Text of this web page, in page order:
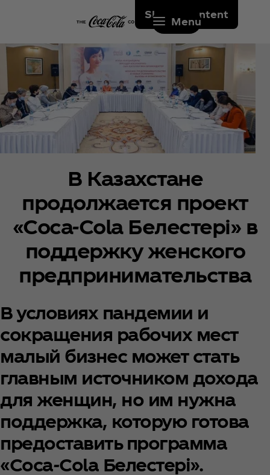
Skip to content
Menu
В Казахстане
продолжается проект
«Coca‑Cola Белестері» в
поддержку женского
предпринимательства
В условиях пандемии и
сокращения рабочих мест
малый бизнес может стать
главным источником дохода
для женщин, но им нужна
поддержка, которую готова
предоставить программа
«Coca‑Cola Белестері».